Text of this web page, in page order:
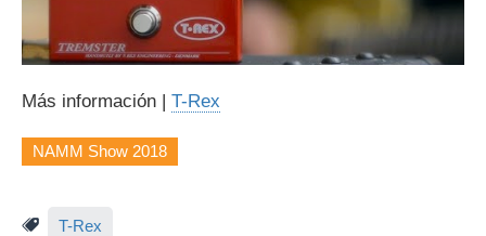
Más información | T-Rex
NAMM Show 2018
T-Rex